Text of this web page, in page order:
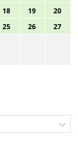
18 19 20
25 26 27